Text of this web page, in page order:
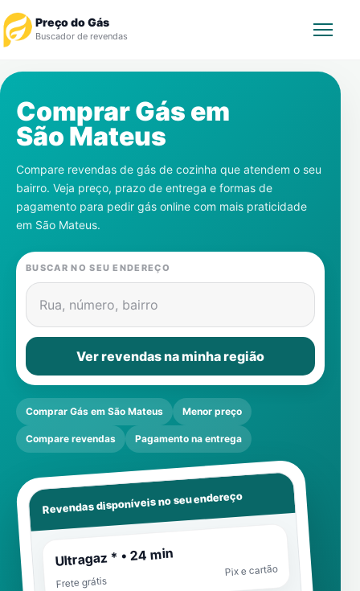
Preço do Gás
Buscador de revendas
Revendedor
Notícias
Cadastre-se
Gás
Contatos
Comprar Gás em
São Mateus
Compare revendas de gás de cozinha que atendem o seu
bairro. Veja preço, prazo de entrega e formas de
pagamento para pedir gás online com mais praticidade
em São Mateus.
BUSCAR NO SEU ENDEREÇO
Rua, número, bairro
Ver revendas na minha região
Comprar Gás em São Mateus Menor preço
Compare revendas Pagamento na entrega
Revendas disponíveis no seu endereço
Ultragaz * • 24 min
Frete grátis
Pix e cartão